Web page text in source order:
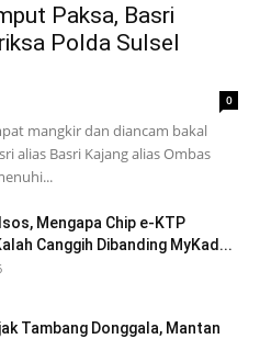
Paksa, Basri
Polda Sulsel
0
mangkir dan diancam bakal
alias Basri Kajang alias Ombas
Mengapa Chip e-KTP
Canggih Dibanding MyKad...
Tambang Donggala, Mantan